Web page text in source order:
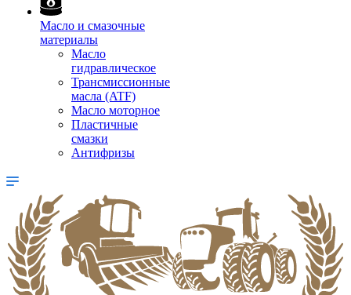
Масло и смазочные
материалы
Масло
гидравлическое
Трансмиссионные
масла (ATF)
Масло моторное
Пластичные
смазки
Антифризы